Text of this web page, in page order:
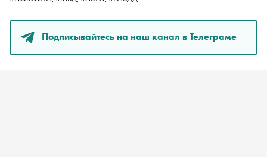
Подписывайтесь на наш канал в Телеграме